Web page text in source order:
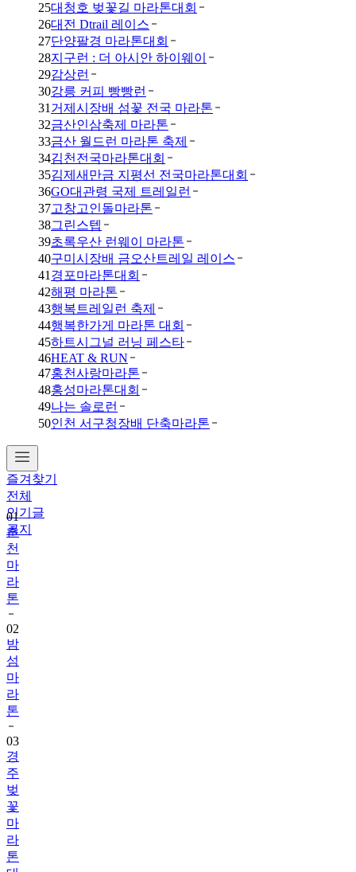
25대청호 벚꽃길 마라톤대회
26대전 Dtrail 레이스
27단양팔경 마라톤대회
28지구런 : 더 아시안 하이웨이
29감상런
30강릉 커피 빵빵런
31 거제시장배 섬꽃 전국 마라톤
32금산인삼축제 마라톤
33금산 월드런 마라톤 축제
34김천전국마라톤대회
35김제새만금 지평선 전국마라톤대회
36GO대관령 국제 트레일런
37고창고인돌마라톤
38그린스텝
39초록우산 런웨이 마라톤
40구미시장배 금오산트레일 레이스
41 경포마라톤대회
42해평 마라톤
43행복트레일런 축제
44행복한가게 마라톤 대회
45하트시그널 러닝 페스타
46HEAT & RUN
47홍천사랑마라톤
48홍성마라톤대회
49나는 솔로런
50인천 서구청장배 단축마라톤
즐겨찾기
전체
인기글
공지
01
춘
천
마
라
톤
02
밤
섬
마
라
톤
03
경
주
벚
꽃
마
라
톤